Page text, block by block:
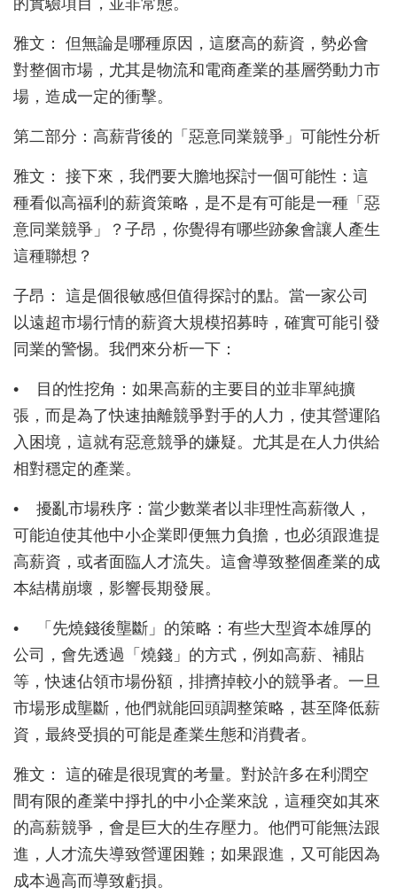
的實驗項目，並非常態。
雅文： 但無論是哪種原因，這麼高的薪資，勢必會
對整個市場，尤其是物流和電商產業的基層勞動力市
場，造成一定的衝擊。
第二部分：高薪背後的「惡意同業競爭」可能性分析
雅文： 接下來，我們要大膽地探討一個可能性：這
種看似高福利的薪資策略，是不是有可能是一種「惡
意同業競爭」？子昂，你覺得有哪些跡象會讓人產生
這種聯想？
子昂： 這是個很敏感但值得探討的點。當一家公司
以遠超市場行情的薪資大規模招募時，確實可能引發
同業的警惕。我們來分析一下：
•
目的性挖角：如果高薪的主要目的並非單純擴
張，而是為了快速抽離競爭對手的人力，使其營運陷
入困境，這就有惡意競爭的嫌疑。尤其是在人力供給
相對穩定的產業。
•
擾亂市場秩序：當少數業者以非理性高薪徵人，
可能迫使其他中小企業即便無力負擔，也必須跟進提
高薪資，或者面臨人才流失。這會導致整個產業的成
本結構崩壞，影響長期發展。
•
「先燒錢後壟斷」的策略：有些大型資本雄厚的
公司，會先透過「燒錢」的方式，例如高薪、補貼
等，快速佔領市場份額，排擠掉較小的競爭者。一旦
市場形成壟斷，他們就能回頭調整策略，甚至降低薪
資，最終受損的可能是產業生態和消費者。
雅文： 這的確是很現實的考量。對於許多在利潤空
間有限的產業中掙扎的中小企業來說，這種突如其來
的高薪競爭，會是巨大的生存壓力。他們可能無法跟
進，人才流失導致營運困難；如果跟進，又可能因為
成本過高而導致虧損。